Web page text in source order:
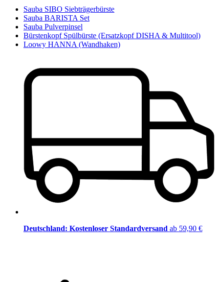
Sauba SIBO Siebträgerbürste
Sauba BARISTA Set
Sauba Pulverpinsel
Bürstenkopf Spülbürste (Ersatzkopf DISHA & Multitool)
Loowy HANNA (Wandhaken)
Deutschland: Kostenloser Standardversand ab 59,90 €